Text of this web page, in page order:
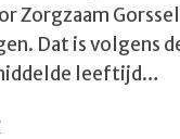
Zorgzaam
Dat is volgens
leeftijd…
Leuk